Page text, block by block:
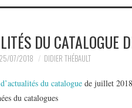
DU CATALOGUE
25/07/2018 DIDIER THÉBAULT
du catalogue de juillet
du catalogues